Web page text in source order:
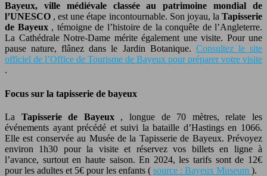
Bayeux, ville médiévale classée au patrimoine mondial de
l’UNESCO , est une étape incontournable. Son joyau, laTapisserie
de Bayeux , témoigne de l’histoire de la conquête de l’Angleterre.
La Cathédrale Notre-Dame mérite également une visite. Pour une
pause nature, flânez dans le Jardin Botanique. Consultez le site
officiel de l’Office de Tourisme de Bayeux pour préparer votre visite
.
Focus sur la tapisserie de bayeux
La Tapisserie de Bayeux , longue de 70 mètres, relate les
événements ayant précédé et suivi la bataille d’Hastings en 1066.
Elle est conservée au Musée de la Tapisserie de Bayeux. Prévoyez
environ 1h30 pour la visite et réservez vos billets en ligne à
l’avance, surtout en haute saison. En 2024, les tarifs sont de 12€
pour les adultes et 5€ pour les enfants ( source : Bayeux Museum ).